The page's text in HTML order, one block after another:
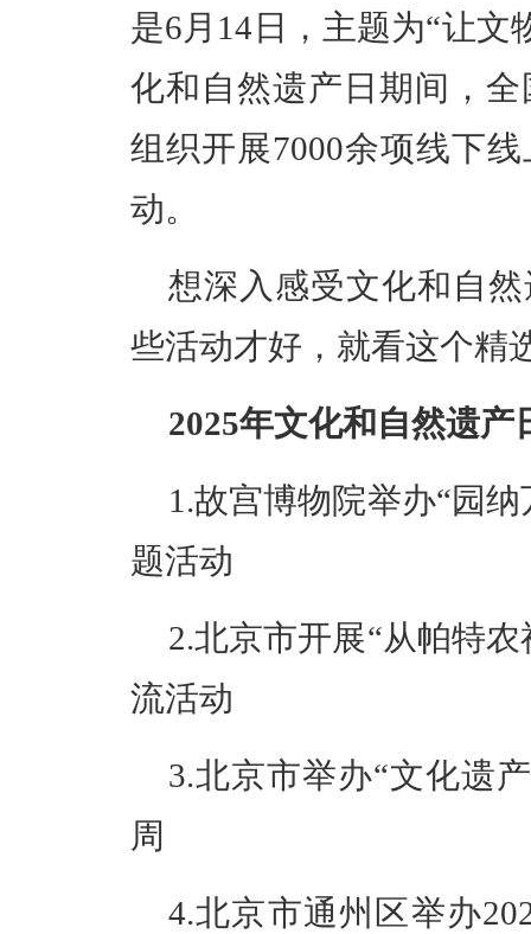
是6月14日，主题为“让文
化和自然遗产日期间，全
组织开展7000余项线下
动。
想深入感受文化和自
些活动才好，就看这个精
2025年文化和自然遗产
1.故宫博物院举办“园
题活动
2.北京市开展“从帕特
流活动
3.北京市举办“文化遗
周
4.北京市通州区举办